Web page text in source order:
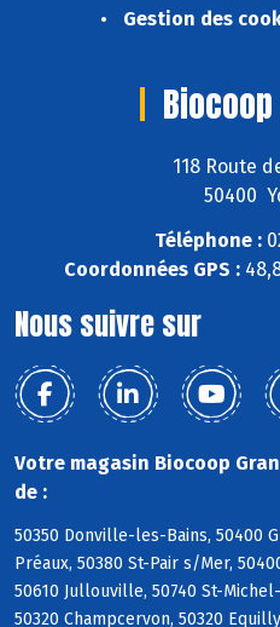
Gestion des
118 Route
50400
Téléphone :
Coordonnées GPS :
Nous suivre sur
Votre magasin Biocoop
de :
50350 Donville-les-Bains, 50400
Préaux, 50380 St-Pair s/Mer,
50610 Jullouville, 50740 St-
50320 Champcervon, 50320